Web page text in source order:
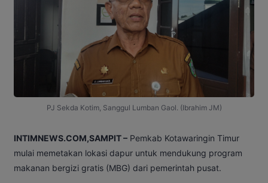
PJ Sekda Kotim, Sanggul Lumban Gaol. (Ibrahim JM)
INTIMNEWS.COM,SAMPIT – Pemkab Kotawaringin Timur
mulai memetakan lokasi dapur untuk mendukung program
makanan bergizi gratis (MBG) dari pemerintah pusat.